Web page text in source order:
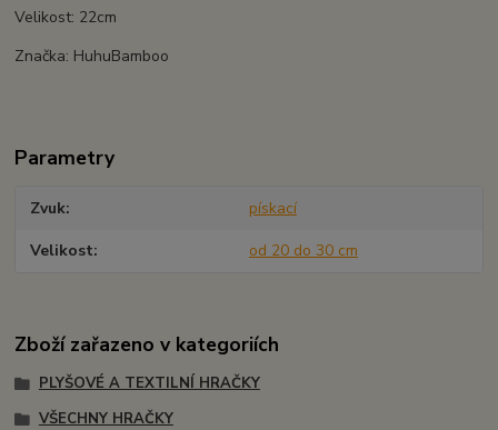
Velikost: 22cm
Značka: HuhuBamboo
Parametry
Zvuk pískací
Velikost od 20 do 30 cm
Zboží zařazeno v kategoriích
PLYŠOVÉ A TEXTILNÍ HRAČKY
VŠECHNY HRAČKY